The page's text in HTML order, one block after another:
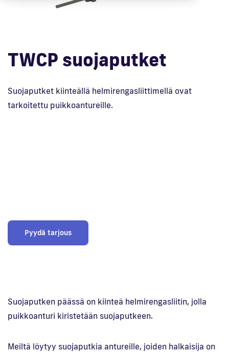
Kirjaudu
En
TWCP suojaputket
Suojaputket kiinteällä helmirengasliittimellä ovat
tarkoitettu puikkoantureille.
Pyydä tarjous
Suojaputken päässä on kiinteä helmirengasliitin, jolla
puikkoanturi kiristetään suojaputkeen.
Meiltä löytyy suojaputkia antureille, joiden halkaisija on